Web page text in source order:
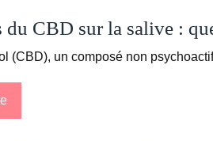
du CBD sur la salive :
(CBD), un composé non